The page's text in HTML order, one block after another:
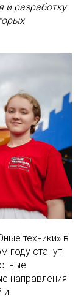
и разработку
техники» в
году станут
направления
и